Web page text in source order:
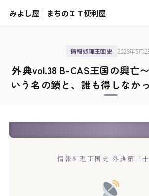
みよし屋｜まちのＩＴ便利屋
情報処理王国史 2026年5月
外典vol.38 B-CAS王国の興亡
いう名の鎖と、誰も得しなか
情報処理王国史 外典第三